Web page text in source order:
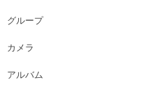
グループ
カメラ
アルバム